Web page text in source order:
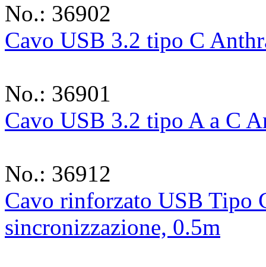
No.: 36902
Cavo USB 3.2 tipo C
No.: 36901
Cavo USB 3.2 tipo A a C
No.: 36912
Cavo rinforzato USB Tipo
sincronizzazione, 0.5m